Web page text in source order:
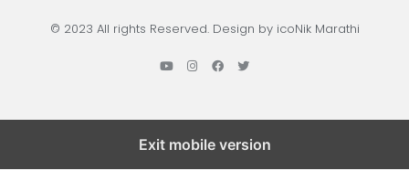
© 2023 All rights Reserved. Design by icoNik Marathi
Exit mobile version